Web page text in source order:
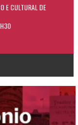
E CULTURAL DE